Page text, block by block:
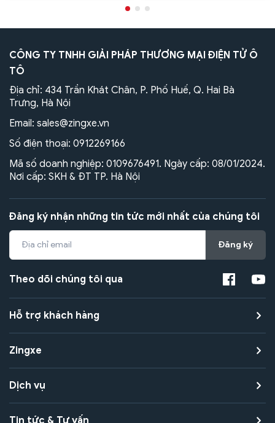
CÔNG TY TNHH GIẢI PHÁP THƯƠNG MẠI ĐIỆN TỬ Ô
TÔ
Địa chỉ: 434 Trần Khát Chân, P. Phố Huế, Q. Hai Bà
Trưng, Hà Nội
Email: sales@zingxe.vn
Số điện thoại: 0912269166
Mã số doanh nghiệp: 0109676491. Ngày cấp: 08/01/2024.
Nơi cấp: SKH & ĐT TP. Hà Nội
Đăng ký nhận những tin tức mới nhất của chúng tôi
Đăng ký
Theo dõi chúng tôi qua
Hỗ trợ khách hàng
Zingxe
Dịch vụ
Tin tức & Tư vấn